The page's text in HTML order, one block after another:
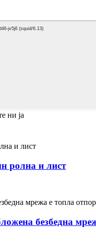
ни ја
ролна и лист
безбедна